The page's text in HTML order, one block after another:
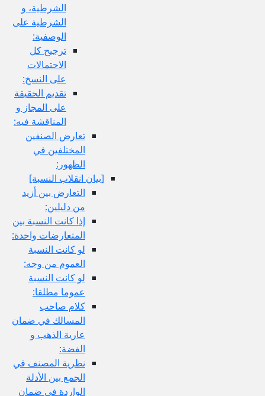
الشرطية، و
الشرطية على
الوصفية:
ترجيح كل
الاحتمالات
على النسخ:
تقديم الحقيقة
على المجاز و
المناقشة فيه:
تعارض الصنفين
المختلفين في
الظهور:
[بيان انقلاب النسبة]
التعارض بين أزيد
من دليلين:
إذا كانت النسبة بين
المتعارضات واحدة:
لو كانت النسبة
العموم من وجه:
لو كانت النسبة
عموما مطلقا:
كلام صاحب
المسالك في ضمان
عارية الذهب و
الفضة:
نظرية المصنف في
الجمع بين الأدلة
الواردة في ضمان